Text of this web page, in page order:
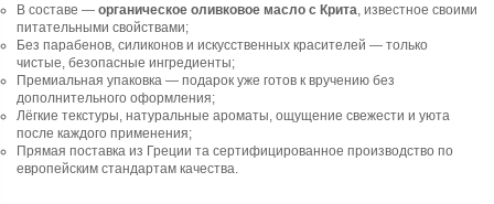
В составе — органическое оливковое масло с Крита , известное своими
питательными свойствами;
Без парабенов, силиконов и искусственных красителей — только
чистые, безопасные ингредиенты;
Премиальная упаковка — подарок уже готов к вручению без
дополнительного оформления;
Лёгкие текстуры, натуральные ароматы, ощущение свежести и уюта
после каждого применения;
Прямая поставка из Греции та сертифицированное производство по
европейским стандартам качества.